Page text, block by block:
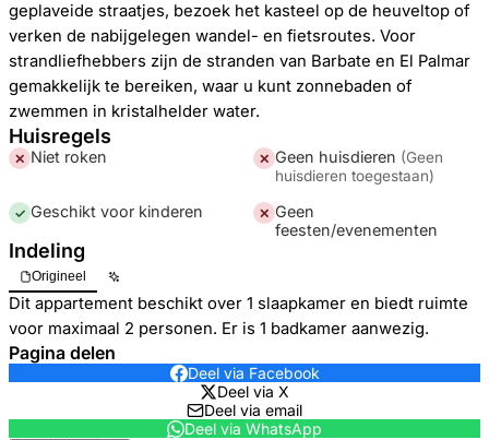
geplaveide straatjes, bezoek het kasteel op de heuveltop of
verken de nabijgelegen wandel- en fietsroutes. Voor
strandliefhebbers zijn de stranden van Barbate en El Palmar
gemakkelijk te bereiken, waar u kunt zonnebaden of
zwemmen in kristalhelder water.
Huisregels
✕ Niet roken ✕ Geen huisdieren (Geen
huisdieren toegestaan)
✓ Geschikt voor kinderen ✕ Geen
feesten/evenementen
Indeling
Origineel
Dit appartement beschikt over 1 slaapkamer en biedt ruimte
voor maximaal 2 personen. Er is 1 badkamer aanwezig.
Pagina delen
Deel via Facebook
Deel via X
Deel via email
Deel via WhatsApp